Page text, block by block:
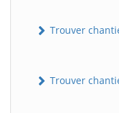
Trouver
Trouver